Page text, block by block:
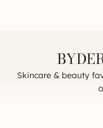
Skincare & beauty